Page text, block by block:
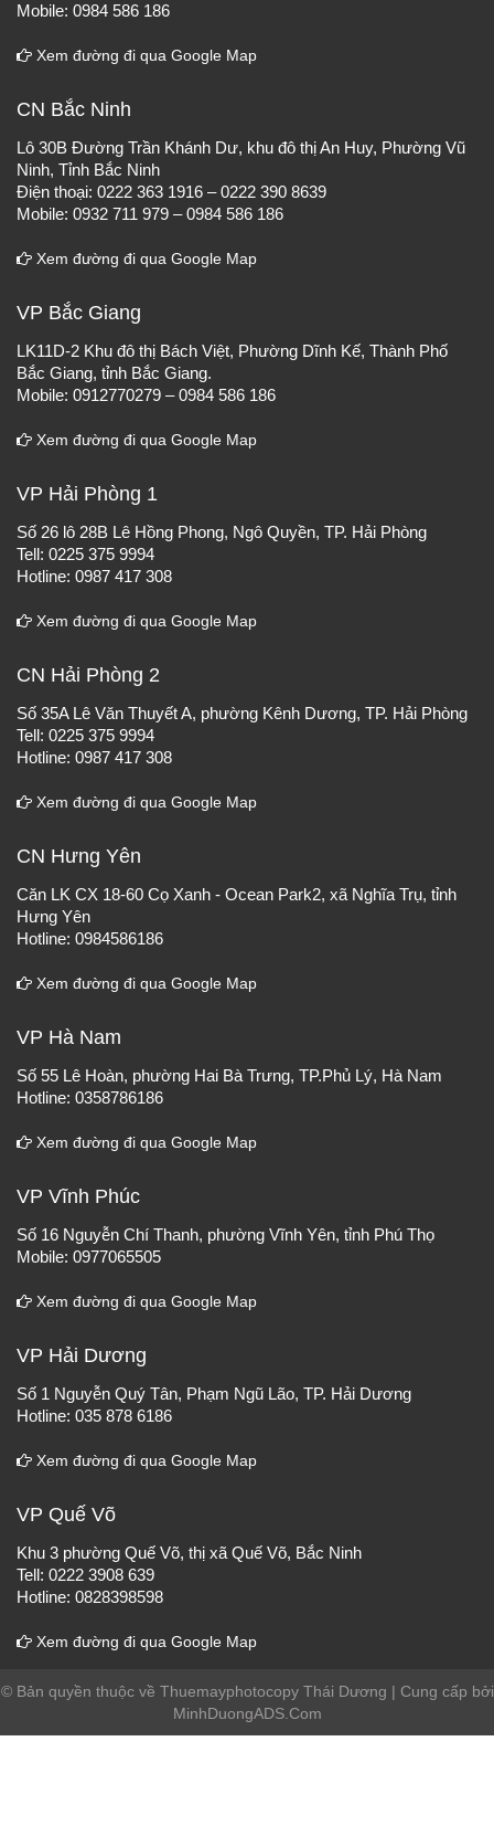
Mobile: 0984 586 186
Xem đường đi qua Google Map
CN Bắc Ninh
Lô 30B Đường Trần Khánh Dư, khu đô thị An Huy, Phường Vũ
Ninh, Tỉnh Bắc Ninh
Điện thoại: 0222 363 1916 – 0222 390 8639
Mobile: 0932 711 979 – 0984 586 186
Xem đường đi qua Google Map
VP Bắc Giang
LK11D-2 Khu đô thị Bách Việt, Phường Dĩnh Kế, Thành Phố
Bắc Giang, tỉnh Bắc Giang.
Mobile: 0912770279 – 0984 586 186
Xem đường đi qua Google Map
VP Hải Phòng 1
Số 26 lô 28B Lê Hồng Phong, Ngô Quyền, TP. Hải Phòng
Tell: 0225 375 9994
Hotline: 0987 417 308
Xem đường đi qua Google Map
CN Hải Phòng 2
Số 35A Lê Văn Thuyết A, phường Kênh Dương, TP. Hải Phòng
Tell: 0225 375 9994
Hotline: 0987 417 308
Xem đường đi qua Google Map
CN Hưng Yên
Căn LK CX 18-60 Cọ Xanh - Ocean Park2, xã Nghĩa Trụ, tỉnh
Hưng Yên
Hotline: 0984586186
Xem đường đi qua Google Map
VP Hà Nam
Số 55 Lê Hoàn, phường Hai Bà Trưng, TP.Phủ Lý, Hà Nam
Hotline: 0358786186
Xem đường đi qua Google Map
VP Vĩnh Phúc
Số 16 Nguyễn Chí Thanh, phường Vĩnh Yên, tỉnh Phú Thọ
Mobile: 0977065505
Xem đường đi qua Google Map
VP Hải Dương
Số 1 Nguyễn Quý Tân, Phạm Ngũ Lão, TP. Hải Dương
Hotline: 035 878 6186
Xem đường đi qua Google Map
VP Quế Võ
Khu 3 phường Quế Võ, thị xã Quế Võ, Bắc Ninh
Tell: 0222 3908 639
Hotline: 0828398598
Xem đường đi qua Google Map
© Bản quyền thuộc về Thuemayphotocopy Thái Dương | Cung cấp bởi
MinhDuongADS.Com